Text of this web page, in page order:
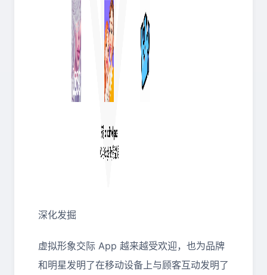
深化发掘
虚拟形象交际 App 越来越受欢迎，也为品牌
和明星发明了在移动设备上与顾客互动发明了